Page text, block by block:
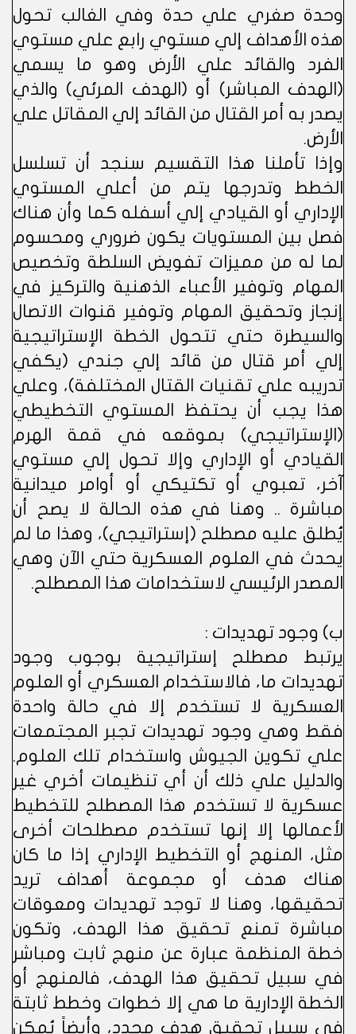
وحدة صغري علي حدة وفي الغالب تحول
هذه الأهداف إلي مستوي رابع علي مستوي
الفرد والقائد علي الأرض وهو ما يسمي
(الهدف المباشر) أو (الهدف المرئي) والذي
يصدر به أمر القتال من القائد إلي المقاتل علي
الأرض.
وإذا تأملنا هذا التقسيم سنجد أن تسلسل
الخطط وتدرجها يتم من أعلي المستوي
الإداري أو القيادي إلي أسفله كما وأن هناك
فصل بين المستويات يكون ضروري ومحسوم
لما له من مميزات تفويض السلطة وتخصيص
المهام وتوفير الأعباء الذهنية والتركيز في
إنجاز وتحقيق المهام وتوفير قنوات الاتصال
والسيطرة حتي تتحول الخطة الإستراتيجية
إلي أمر قتال من قائد إلي جندي (يكفي
تدريبه علي تقنيات القتال المختلفة)، وعلي
هذا يجب أن يحتفظ المستوي التخطيطي
(الإستراتيجي) بموقعه في قمة الهرم
القيادي أو الإداري وإلا تحول إلي مستوي
آخر، تعبوي أو تكتيكي أو أوامر ميدانية
مباشرة .. وهنا في هذه الحالة لا يصح أن
يُطلق عليه مصطلح (إستراتيجي)، وهذا ما لم
يحدث في العلوم العسكرية حتي الآن وهي
المصدر الرئيسي لاستخدامات هذا المصطلح.
ب) وجود تهديدات :
يرتبط مصطلح إستراتيجية بوجوب وجود
تهديدات ما، فالاستخدام العسكري أو العلوم
العسكرية لا تستخدم إلا في حالة واحدة
فقط وهي وجود تهديدات تجبر المجتمعات
علي تكوين الجيوش واستخدام تلك العلوم.
والدليل علي ذلك أن أي تنظيمات أخري غير
عسكرية لا تستخدم هذا المصطلح للتخطيط
لأعمالها إلا إنها تستخدم مصطلحات أخرى
مثل، المنهج أو التخطيط الإداري إذا ما كان
هناك هدف أو مجموعة أهداف تريد
تحقيقها، وهنا لا توجد تهديدات ومعوقات
مباشرة تمنع تحقيق هذا الهدف، وتكون
خطة المنظمة عبارة عن منهج ثابت ومباشر
في سبيل تحقيق هذا الهدف، فالمنهج أو
الخطة الإدارية ما هي إلا خطوات وخطط ثابتة
في سبيل تحقيق هدف محدد، وأيضاً يُمكن